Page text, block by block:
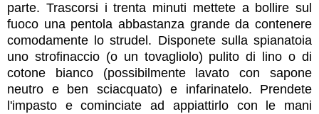
parte. Trascorsi i trenta minuti mettete a bollire sul
fuoco una pentola abbastanza grande da contenere
comodamente lo strudel. Disponete sulla spianatoia
uno strofinaccio (o un tovagliolo) pulito di lino o di
cotone bianco (possibilmente lavato con sapone
neutro e ben sciacquato) e infarinatelo. Prendete
l'impasto e cominciate ad appiattirlo con le mani